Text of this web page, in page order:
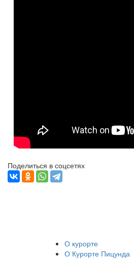
Поделиться в соцсетях
О курорте
О Курорте Пицунда